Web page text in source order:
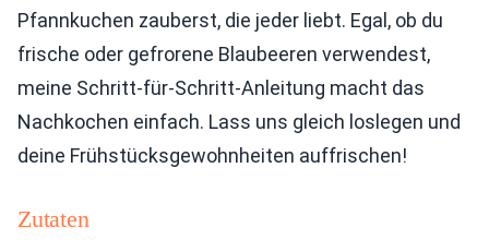
Pfannkuchen zauberst, die jeder liebt. Egal, ob du
frische oder gefrorene Blaubeeren verwendest,
meine Schritt-für-Schritt-Anleitung macht das
Nachkochen einfach. Lass uns gleich loslegen und
deine Frühstücksgewohnheiten auffrischen!
Zutaten